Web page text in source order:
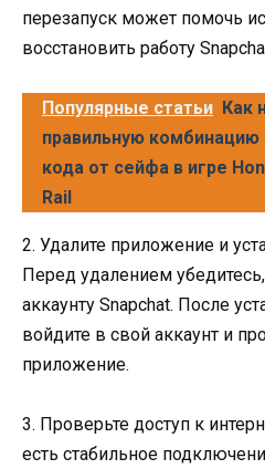
перезапуск может помочь
восстановить работу
Популярные статьи Как
правильную
кода от сейфа в игре
Rail
2. Удалите приложение и
Перед удалением
аккаунту Snapchat. После
войдите в свой аккаунт и
приложение.
3. Проверьте доступ к
есть стабильное